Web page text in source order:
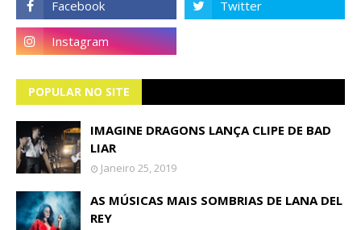
POPULAR NO SITE
IMAGINE DRAGONS LANÇA CLIPE DE BAD
LIAR
Janeiro 25, 2019
AS MÚSICAS MAIS SOMBRIAS DE LANA DEL
REY